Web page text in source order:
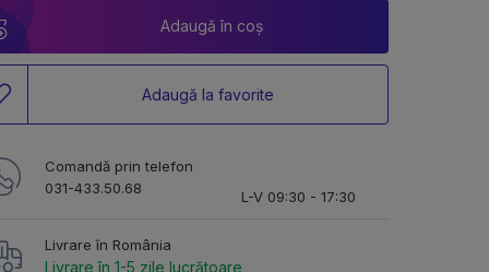
Adaugă în coș
Adaugă la favorite
Comandă prin telefon
031-433.50.68
L-V 09:30 - 17:30
Livrare în România
Livrare în 1-5 zile lucrătoare